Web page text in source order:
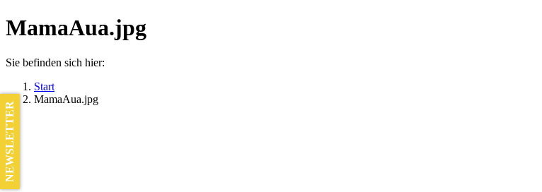
MamaAua.jpg
Sie befinden sich hier:
Start
MamaAua.jpg
NEWSLETTER